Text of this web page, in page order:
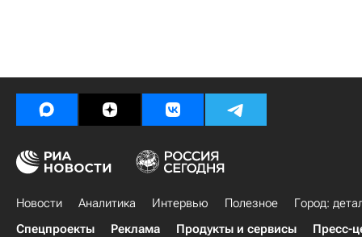
Новости Аналитика Интервью Полезное
Город:
Спецпроекты
Реклама Продукты и сервисы Пресс-